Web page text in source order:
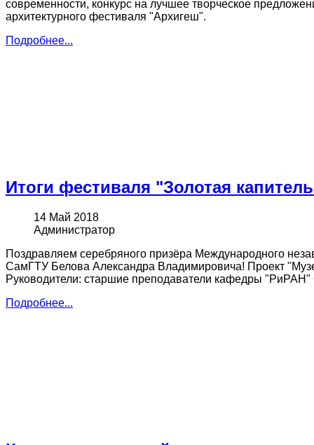
современности, конкурс на лучшее творческое
архитектурного фестиваля "Архигеш".
Подробнее...
Итоги фестиваля "Золотая
14 Май 2018
Администратор
Поздравляем серебряного призёра Международного
СамГТУ Белова Александра Владимировича! Проект
Руководители: старшие преподаватели кафедры
Подробнее...